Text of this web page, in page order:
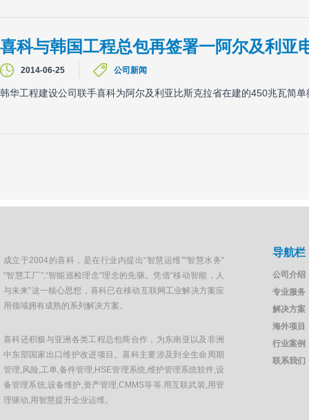
喜科与韩国工程总包再签署一阿尔及利亚
2014-06-25 公司新闻
韩华工程建设公司联手喜科为阿尔及利亚比斯克拉省在建的450兆瓦简
成立于2004的喜科，是在行业内提出“智慧运维”“智慧水务”
“智慧工厂”,“智能巡检理念”理念的先驱。凭借“移动智能，人
与未来”这一核心思想，喜科已在移动互联网工业解决方案应
用领域拥有成熟的系列解决方案。
喜科还积极与亚洲各类工程总包商合作，为东南亚以及非洲
中东部国家出口维护改进项目。喜科主要涉及到全生命周期
管理,风险,工单,备件管理,HSE管理系统,维护管理系统软件,设
备管理系统,设备维护,资产管理,CMMS等等.用互联武装,用管
理驱动,用智慧提升企业运维。
导航栏
公司介绍
专业服务
解决方案
海外项目
行业案例
联系我们